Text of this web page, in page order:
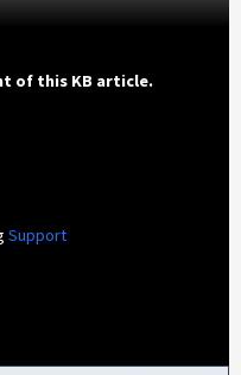
of this KB article.
Support